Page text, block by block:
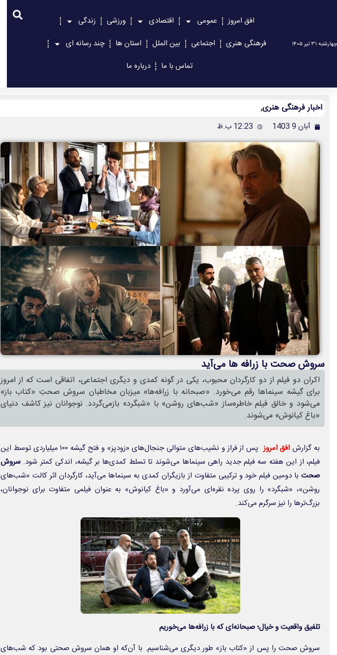
چهارشنبه ۳۱ تیر ۱۴۰۵
افق امروز عمومی اقتصادی ورزشی
زندگی
فرهنگی هنری
اجتماعی بین الملل استان ها
چند رسانه ای
تماس با ما
درباره ما
اخبار فرهنگی هنری,
آبان 9 1403 12:23 ب.ظ
سروش صحت با زرافه ها می‌آید
اکران دو فیلم از دو کارگردان محبوب، یکی در گونه کمدی و دیگری اجتماعی، اتفاقی است که از امروز
برای گیشه سینماها رقم می‌خورد. «صبحانه با زرافه‌ها» میزبان مخاطبان سروش صحتِ «کتاب باز»
می‌شود و خالق فیلم خاطره‌ساز «شب‌های روشن» با «شبگرد» بازمی‌گردد. نوجوانان نیز کاشف دنیای
«باغ کیانوش» می‌شوند.
به گزارش افق امروز
پس از فراز و نشیب‌های متوالی جنجال‌های «زودپز» و فتح گیشه ۱۰۰ میلیاردی توسط این
فیلم، از این هفته سه فیلم جدید راهی سینماها می‌شوند تا تسلط کمدی‌ها بر گیشه، اندکی کمتر شود. سروش
صحت با دومین فیلم خود و ترکیبی متفاوت از بازیگران کمدی به سینماها می‌آید، کارگردان اثر کالت «شب‌های
روشن»، «شبگرد» را روی پرده نقره‌ای می‌آورد و «باغ کیانوش» به عنوان فیلمی متفاوت برای نوجوانان،
بزرگ‌ترها را نیز سرگرم می‌کند.
تلفیق واقعیت و خیال؛ صبحانه‌ای که با زرافه‌ها می‌خوریم
سروش صحت را پس از «کتاب باز» طور دیگری می‌شناسیم. با آن‌که او همان سروش صحتی بود که شب‌های